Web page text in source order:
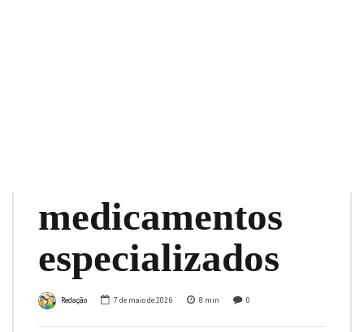
medicamentos
especializados
Redação 7 de maio de 2026 8 min 0